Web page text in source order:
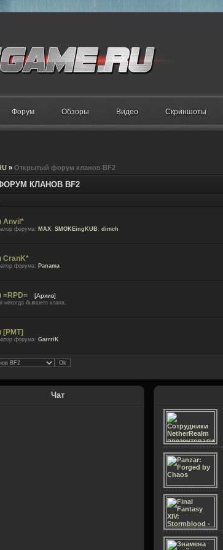
Форум Обзоры Видео Скриншоты
» Открытый форум кланов BF2
КЛАНОВ BF2
Anvil*
форума: MAX, SMOKEingKUB , dimch
CranK*
форума: Panama
=RPD= [Архив]
некогда бывшего клана.
[PMT]
форума: GarrriK
Чат